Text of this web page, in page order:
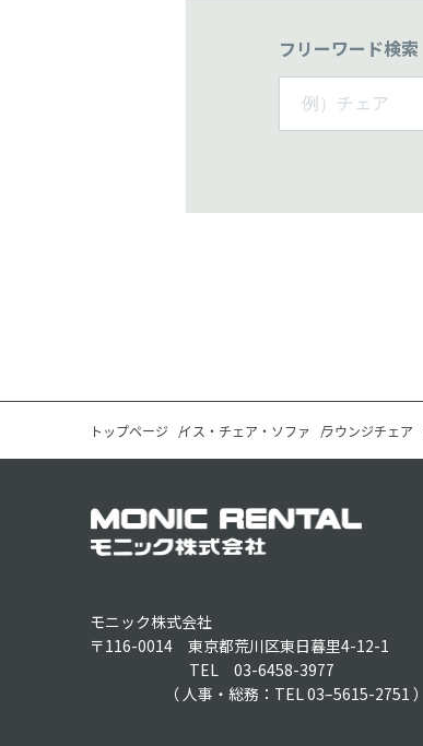
フリーワード検索
トップページ イス・チェア・ソファ ラウンジチェア
モニック株式会社
〒116-0014 東京都荒川区東日暮里4-12-1
TEL 03-6458-3977
（ 人事・総務：TEL 03–5615-2751 ）